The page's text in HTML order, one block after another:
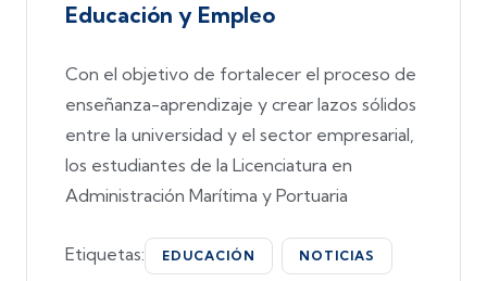
Educación y Empleo
Con el objetivo de fortalecer el proceso de
enseñanza-aprendizaje y crear lazos sólidos
entre la universidad y el sector empresarial,
los estudiantes de la Licenciatura en
Administración Marítima y Portuaria
Etiquetas: EDUCACIÓN NOTICIAS